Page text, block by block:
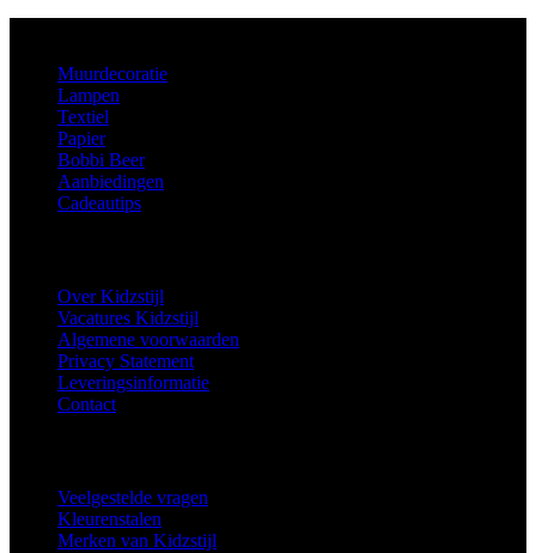
Muurdecoratie
Lampen
Textiel
Papier
Bobbi Beer
Aanbiedingen
Cadeautips
Over Kidzstijl
Vacatures Kidzstijl
Algemene voorwaarden
Privacy Statement
Leveringsinformatie
Contact
Veelgestelde vragen
Kleurenstalen
Merken van Kidzstijl